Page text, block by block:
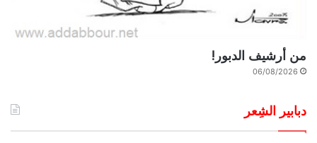
من أرشيف الدبور!
06/08/2026
دبابير الشِعر